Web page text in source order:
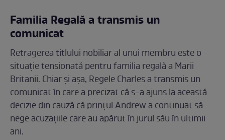
Familia Regală a transmis un
comunicat
Retragerea titlului nobiliar al unui membru este o
situație tensionată pentru familia regală a Marii
Britanii. Chiar și așa, Regele Charles a transmis un
comunicat în care a precizat că s-a ajuns la această
decizie din cauză că prințul Andrew a continuat să
nege acuzațiile care au apărut în jurul său în ultimii
ani.